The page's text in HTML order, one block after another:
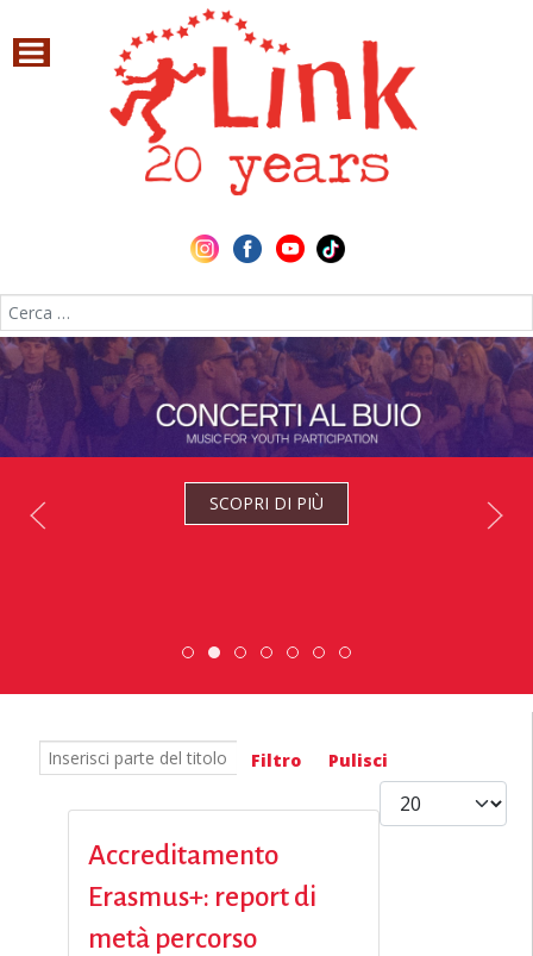
Cerca nel sito
SCOPRI DI PIÙ
DiscoverEu Inclusion
Scopri dove sono i nostri
ESC » Volontariato
Scambio Giovanile
Inserisci parte del titolo Filtro Pulisci
Visualizza #
Accreditamento
Erasmus+: report di
metà percorso